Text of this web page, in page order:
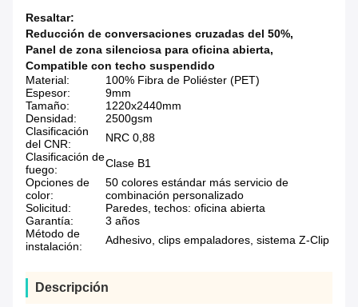
Resaltar:
Reducción de conversaciones cruzadas del 50%,
Panel de zona silenciosa para oficina abierta,
Compatible con techo suspendido
Material:
100% Fibra de Poliéster (PET)
Espesor:
9mm
Tamaño:
1220x2440mm
Densidad:
2500gsm
Clasificación
del CNR:
NRC 0,88
Clasificación de
fuego:
Clase B1
Opciones de
color:
50 colores estándar más servicio de
combinación personalizado
Solicitud:
Paredes, techos: oficina abierta
Garantía:
3 años
Método de
instalación:
Adhesivo, clips empaladores, sistema Z-Clip
Descripción